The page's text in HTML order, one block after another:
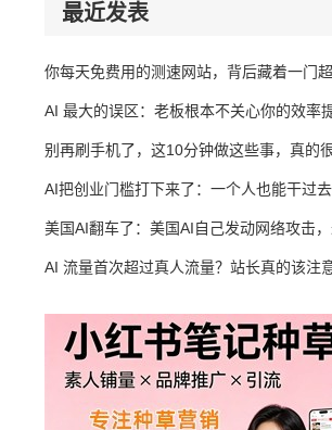
最近发表
你每天免费用的测速网站，背后藏着一门
生意
AI 最大的误区：老板根本不关心你的效率
别再刷手机了，这10分钟做这些事，真的
AI把创业门槛打下来了：一个人也能干过
人的活
美国AI翻车了：美国AI自己发动网络攻击
竟然靠中国AI帮忙善后
AI 流量首次超过真人流量？站长真的该注